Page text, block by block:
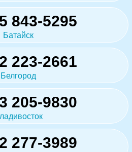
843-5295
Батайск
223-2661
Белгород
205-9830
277-3989